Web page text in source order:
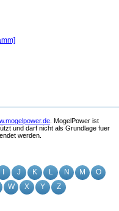
J K L N M
O
W X Y Z
. MogelPower ist
und darf nicht als Grundlage fuer
werden.